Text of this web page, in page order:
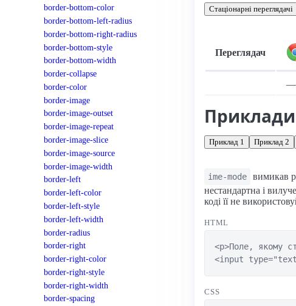
border-bottom-color
border-bottom-left-radius
border-bottom-right-radius
border-bottom-style
border-bottom-width
border-collapse
border-color
border-image
border-image-outset
border-image-repeat
border-image-slice
border-image-source
border-image-width
border-left
border-left-color
border-left-style
border-left-width
border-radius
border-right
border-right-color
border-right-style
border-right-width
border-spacing
Стаціонарні переглядачі
Переглядач
—
Приклади
Приклад 1 Приклад 2
ime-mode
вимикав
нестандартна і
коді її не
HTML
<p>Поле, якому
<input
CSS